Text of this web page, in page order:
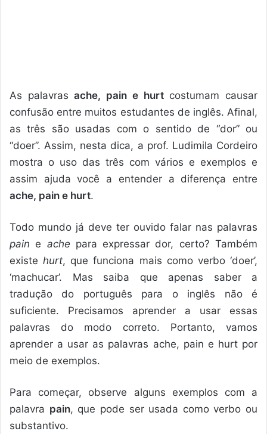
As palavrasache, pain e hurtcostumam causar
confusão entre muitos estudantes de inglês. Afinal,
as três são usadas com o sentido de “dor” ou
“doer”. Assim, nesta dica, a prof. Ludimila Cordeiro
mostra o uso das três com vários e exemplos e
assim ajuda você a entender a diferença entre
ache, pain e hurt.
Todo mundo já deve ter ouvido falar nas palavras
pain e ache para expressar dor, certo? Também
existehurt, que funciona mais como verbo ‘doer’,
‘machucar’. Mas saiba que apenas saber a
tradução do português para o inglês não é
suficiente. Precisamos aprender a usar essas
palavras do modo correto. Portanto, vamos
aprender a usar as palavras ache, pain e hurt por
meio de exemplos.
Para começar, observe alguns exemplos com a
palavra pain, que pode ser usada como verbo ou
substantivo.